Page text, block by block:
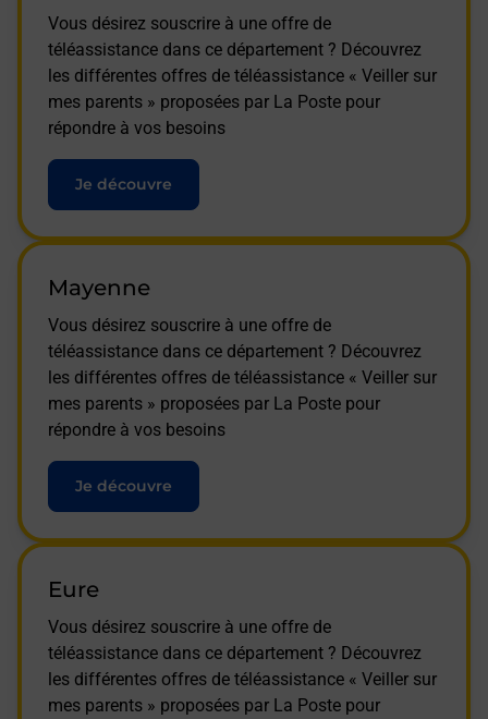
Vous désirez souscrire à une offre de
téléassistance dans ce département ? Découvrez
les différentes offres de téléassistance « Veiller sur
mes parents » proposées par La Poste pour
répondre à vos besoins
Je découvre
Mayenne
Vous désirez souscrire à une offre de
téléassistance dans ce département ? Découvrez
les différentes offres de téléassistance « Veiller sur
mes parents » proposées par La Poste pour
répondre à vos besoins
Je découvre
Eure
Vous désirez souscrire à une offre de
téléassistance dans ce département ? Découvrez
les différentes offres de téléassistance « Veiller sur
mes parents » proposées par La Poste pour